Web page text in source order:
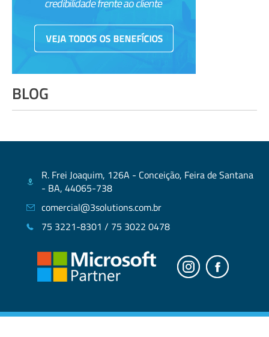
BLOG
R. Frei Joaquim, 126A - Conceição, Feira de Santana
- BA, 44065-738
comercial@3solutions.com.br
75 3221-8301 / 75 3022 0478